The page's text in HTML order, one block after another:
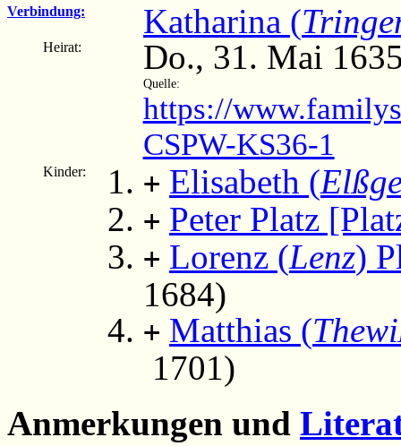
Verbindung: Katharina (
Heirat: Do., 31. Mai
Quelle:
https://
CSPW-KS36-1
Kinder: + Elisabeth (
+ Peter Platz
+ Lorenz (Lenz)
1684)
+ Matthias (
1701)
Anmerkungen und